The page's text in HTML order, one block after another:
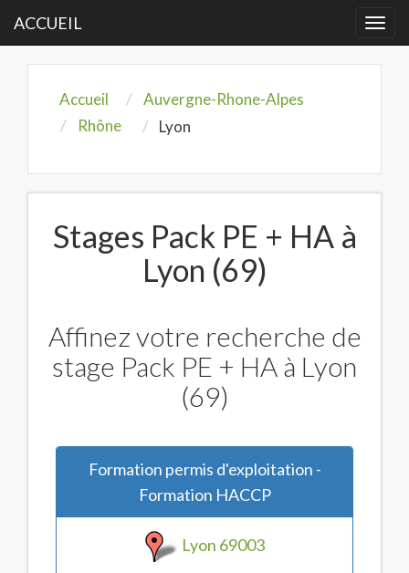
ACCUEIL
Accueil
Auvergne-Rhone-Alpes
Rhône
Lyon
Stages Pack PE + HA à
Lyon (69)
Affinez votre recherche de
stage Pack PE + HA à Lyon
(69)
Formation permis d'exploitation -
Formation HACCP
Lyon 69003